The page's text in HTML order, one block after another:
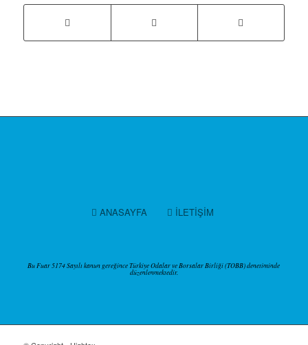
ANASAYFA İLETİŞİM
Bu Fuar 5174 Sayılı kanun gereğince Türkiye Odalar ve Borsalar Birliği (TOBB) denetiminde
düzenlenmektedir.